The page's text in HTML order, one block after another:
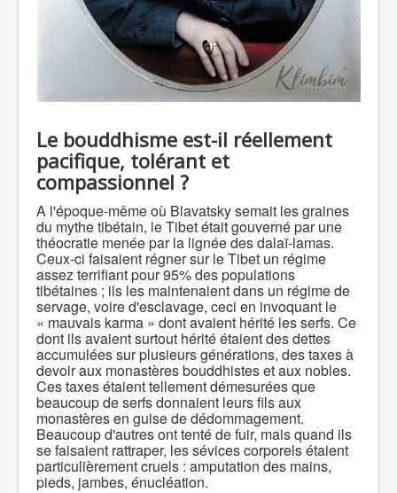
Le bouddhisme est-il réellement
pacifique, tolérant et
compassionnel ?
A l'époque-même où Blavatsky semait les graines
du mythe tibétain, le Tibet était gouverné par une
théocratie menée par la lignée des dalaï-lamas.
Ceux-ci faisaient régner sur le Tibet un régime
assez terrifiant pour 95% des populations
tibétaines ; ils les maintenaient dans un régime de
servage, voire d'esclavage, ceci en invoquant le
« mauvais karma » dont avaient hérité les serfs. Ce
dont ils avaient surtout hérité étaient des dettes
accumulées sur plusieurs générations, des taxes à
devoir aux monastères bouddhistes et aux nobles.
Ces taxes étaient tellement démesurées que
beaucoup de serfs donnaient leurs fils aux
monastères en guise de dédommagement.
Beaucoup d'autres ont tenté de fuir, mais quand ils
se faisaient rattraper, les sévices corporels étaient
particulièrement cruels : amputation des mains,
pieds, jambes, énucléation.